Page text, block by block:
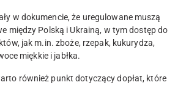
w dokumencie, że uregulowane muszą
między Polską i Ukrainą, w tym dostęp do
jak m.in. zboże, rzepak, kukurydza,
miękkie i jabłka.
również punkt dotyczący dopłat, które